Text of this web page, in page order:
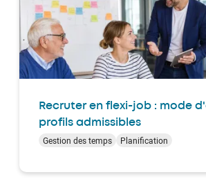
Recruter en flexi-job : mode
profils admissibles
Gestion des temps Planification